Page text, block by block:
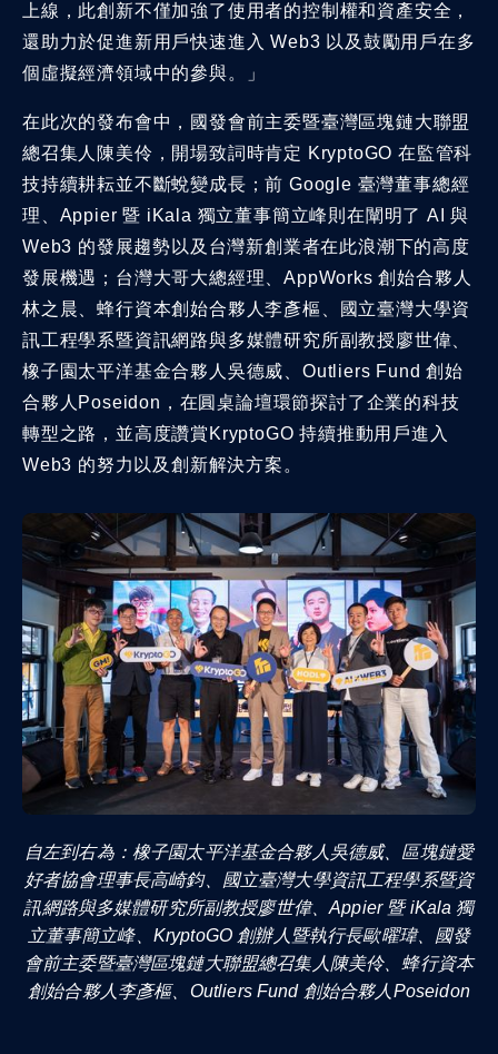
上線，此創新不僅加強了使用者的控制權和資產安全，
還助力於促進新用戶快速進入 Web3 以及鼓勵用戶在多
個虛擬經濟領域中的參與。」
在此次的發布會中，國發會前主委暨臺灣區塊鏈大聯盟
總召集人陳美伶，開場致詞時肯定 KryptoGO 在監管科
技持續耕耘並不斷蛻變成長；前 Google 臺灣董事總經
理、Appier 暨 iKala 獨立董事簡立峰則在闡明了 AI 與
Web3 的發展趨勢以及台灣新創業者在此浪潮下的高度
發展機遇；台灣大哥大總經理、AppWorks 創始合夥人
林之晨、蜂行資本創始合夥人李彥樞、國立臺灣大學資
訊工程學系暨資訊網路與多媒體研究所副教授廖世偉、
橡子園太平洋基金合夥人吳德威、Outliers Fund 創始
合夥人Poseidon，在圓桌論壇環節探討了企業的科技
轉型之路，並高度讚賞KryptoGO 持續推動用戶進入
Web3 的努力以及創新解決方案。
自左到右為：橡子園太平洋基金合夥人吳德威、區塊鏈愛
好者協會理事長高崎鈞、國立臺灣大學資訊工程學系暨資
訊網路與多媒體研究所副教授廖世偉、Appier 暨 iKala 獨
立董事簡立峰、KryptoGO 創辦人暨執行長歐曜瑋、國發
會前主委暨臺灣區塊鏈大聯盟總召集人陳美伶、蜂行資本
創始合夥人李彥樞、Outliers Fund 創始合夥人Poseidon